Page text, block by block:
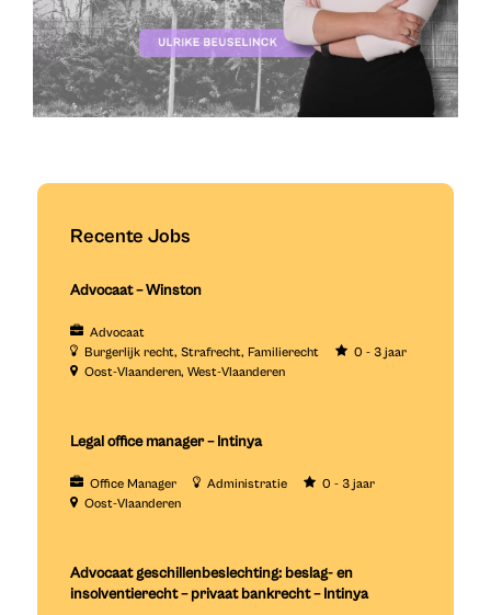
Recente Jobs
Advocaat – Winston
Advocaat
Burgerlijk recht Strafrecht Familierecht
0 - 3 jaar
Oost-Vlaanderen West-Vlaanderen
Legal office manager – Intinya
Office Manager Administratie
0 - 3 jaar
Oost-Vlaanderen
Advocaat geschillenbeslechting: beslag- en
insolventierecht – privaat bankrecht – Intinya